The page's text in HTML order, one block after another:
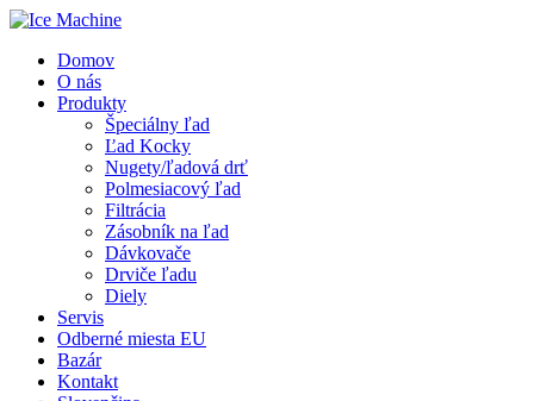
Domov
O nás
Produkty
Špeciálny ľad
Ľad Kocky
Nugety/ľadová drť
Polmesiacový ľad
Filtrácia
Zásobník na ľad
Dávkovače
Drviče ľadu
Diely
Servis
Odberné miesta EU
Bazár
Kontakt